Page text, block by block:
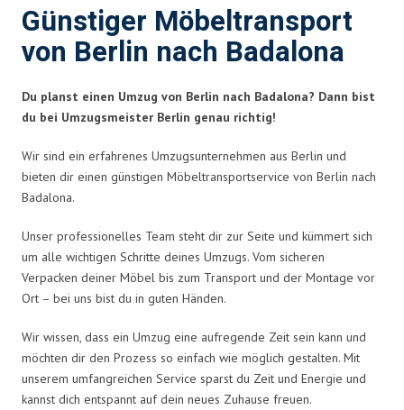
Günstiger Möbeltransport
von Berlin nach Badalona
Du planst einen Umzug von Berlin nach Badalona? Dann bist
du bei Umzugsmeister Berlin genau richtig!
Wir sind ein erfahrenes Umzugsunternehmen aus Berlin und
bieten dir einen günstigen Möbeltransportservice von Berlin nach
Badalona.
Unser professionelles Team steht dir zur Seite und kümmert sich
um alle wichtigen Schritte deines Umzugs. Vom sicheren
Verpacken deiner Möbel bis zum Transport und der Montage vor
Ort – bei uns bist du in guten Händen.
Wir wissen, dass ein Umzug eine aufregende Zeit sein kann und
möchten dir den Prozess so einfach wie möglich gestalten. Mit
unserem umfangreichen Service sparst du Zeit und Energie und
kannst dich entspannt auf dein neues Zuhause freuen.